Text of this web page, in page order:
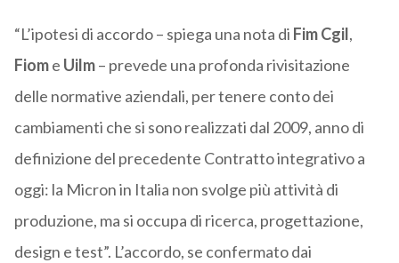
“L’ipotesi di accordo – spiega una nota di Fim Cgil,
Fiome Uilm– prevede una profonda rivisitazione
delle normative aziendali, per tenere conto dei
cambiamenti che si sono realizzati dal 2009, anno di
definizione del precedente Contratto integrativo a
oggi: la Micron in Italia non svolge più attività di
produzione, ma si occupa di ricerca, progettazione,
design e test”. L’accordo, se confermato dai